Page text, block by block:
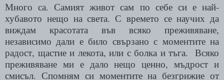
Много са. Самият живот сам по себе си е най-
хубавото нещо на света. С времето се научих да
виждам красотата във всяко преживяване,
независимо дали е било свързано с моментите на
радост, щастие и лекота, или с болка и тъга. Всяко
преживяване ми е дало нещо ценно, мъдрост и
смисъл. Спомням си моментите на безгрижие от